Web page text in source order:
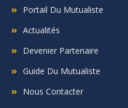
Portail Du Mutualiste
Actualités
Devenier Partenaire
Guide Du Mutualiste
Nous Contacter